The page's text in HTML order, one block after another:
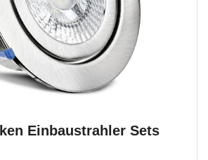
Einbaustrahler Sets